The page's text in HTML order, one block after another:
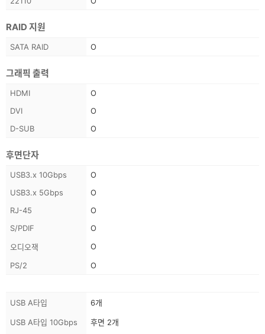
RAID 지원
스
정
보
SATA RAID O
그래픽 출력
스
펙
보
HDMI
O
DVI
O
D-SUB
O
후면단자
스
펙
보
USB3.x 10Gbps
O
USB3.x 5Gbps
O
RJ-45
O
S/PDIF
O
오디오잭
O
PS/2
O
스
정
USB A타입 6개
USB A타입 10Gbps 후면 2개